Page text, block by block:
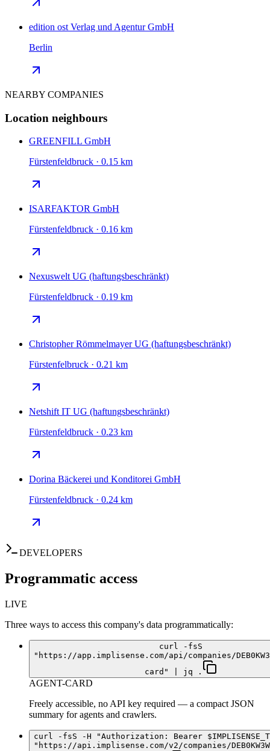
edition ost Verlag und Agentur GmbH
Berlin
NEARBY COMPANIES
Location neighbours
GREENFILL GmbH
Fürstenfeldbruck · 0.15 km
ISARFAKTOR GmbH
Fürstenfeldbruck · 0.16 km
Nexuswelt UG (haftungsbeschränkt)
Fürstenfeldbruck · 0.19 km
Christopher Römmelmayer UG (haftungsbeschränkt)
Fürstenfelbruck · 0.21 km
Netshift IT UG (haftungsbeschränkt)
Fürstenfeldbruck · 0.23 km
Dorina Bäckerei und Konditorei GmbH
Fürstenfeldbruck · 0.24 km
DEVELOPERS
Programmatic access
LIVE
Three ways to access this company's data programmatically:
curl -fsS
"https://app.implisense.com/api/companies/
card" | jq .
AGENT-CARD
Freely accessible, no API key required — a compact JSON
summary for agents and crawlers.
curl -fsS -H "Authorization: Bearer
"https://api.implisense.com/v2/companies/